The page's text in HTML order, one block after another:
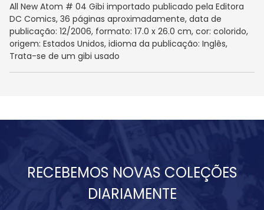
All New Atom # 04 Gibi importado publicado pela Editora
DC Comics, 36 páginas aproximadamente, data de
publicação: 12/2006, formato: 17.0 x 26.0 cm, cor: colorido,
origem: Estados Unidos, idioma da publicação: Inglês,
Trata-se de um gibi usado
RECEBEMOS NOVAS COLEÇÕES
DIARIAMENTE